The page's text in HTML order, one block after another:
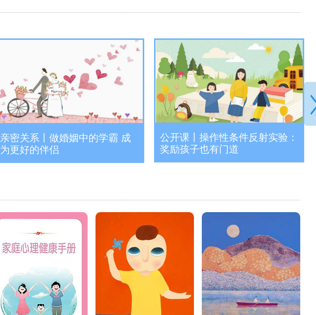
亲密关系丨做婚姻中的学霸 成
为更好的伴侣
公开课丨操作性条件反射实验：
奖励孩子也有门道